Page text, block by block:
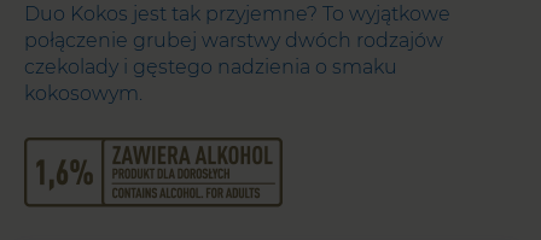
Duo Kokos jest tak przyjemne? To wyjątkowe
połączenie grubej warstwy dwóch rodzajów
czekolady i gęstego nadzienia o smaku
kokosowym.